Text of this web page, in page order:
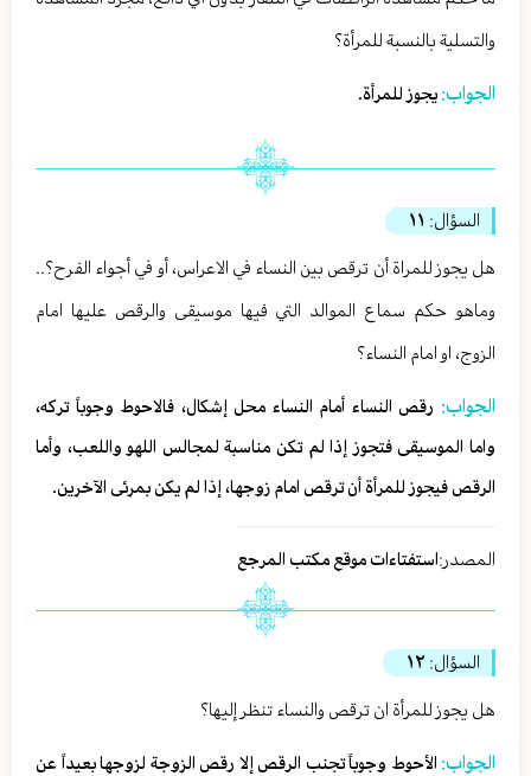
والتسلية بالنسبة للمرأة؟
الجواب: يجوز للمرأة.
السؤال: ١١
هل يجوز للمراة أن ترقص بين النساء في الاعراس، أو في أجواء الفرح؟..
وماهو حكم سماع الموالد التي فيها موسيقى والرقص عليها امام
الزوج، او امام النساء؟
الجواب: رقص النساء أمام النساء محل إشكال، فالاحوط وجوباً تركه،
واما الموسيقى فتجوز إذا لم تكن مناسبة لمجالس اللهو واللعب، وأما
الرقص فيجوز للمرأة أن ترقص امام زوجها، إذا لم يكن بمرئى الآخرين.
المصدر:استفتاءات موقع مكتب المرجع
السؤال: ١٢
هل يجوز للمرأة ان ترقص والنساء تنظر إليها؟
الجواب: الأحوط وجوباً تجنب الرقص إلا رقص الزوجة لزوجها بعيداً عن